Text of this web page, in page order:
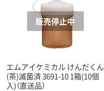
エムアイケミカル けんだくん
(茶)滅菌済 3691-10 1箱(10個
入)（直送品）